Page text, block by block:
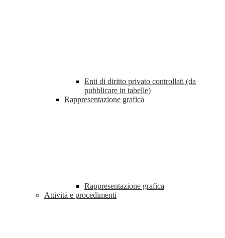
Enti di diritto privato controllati (da
pubblicare in tabelle)
Rappresentazione grafica
Rappresentazione grafica
Attività e procedimenti